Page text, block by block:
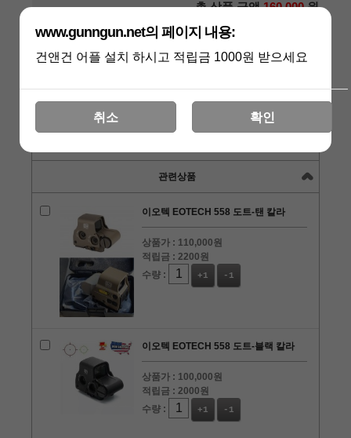
총 상품 금액 160,000 원
관련상품
이오텍 EOTECH 558 도트-탠 칼라
상품가 : 110,000원
적립금 :2200원
수량 :
+1 -1
이오텍 EOTECH 558 도트-블랙 칼라
상품가 : 100,000원
적립금 :2000원
수량 :
+1 -1
www.gunngun.net의 페이지 내용:
건앤건 어플 설치 하시고 적립금 1000원 받으세요
취소 확인